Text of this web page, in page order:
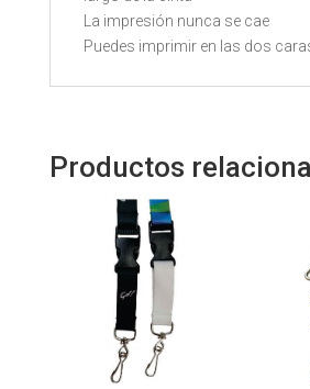
La impresión nunca se cae
Puedes imprimir en las dos
Productos